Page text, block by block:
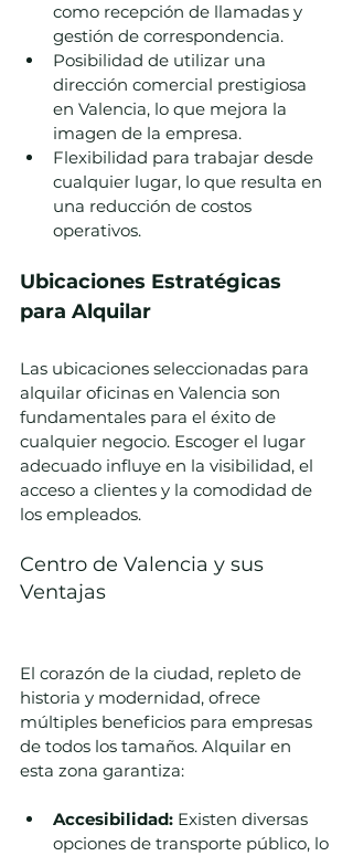
como recepción de llamadas y
gestión de correspondencia.
Posibilidad de utilizar una
dirección comercial prestigiosa
en Valencia, lo que mejora la
imagen de la empresa.
Flexibilidad para trabajar desde
cualquier lugar, lo que resulta en
una reducción de costos
operativos.
Ubicaciones Estratégicas
para Alquilar
Las ubicaciones seleccionadas para
alquilar oficinas en Valencia son
fundamentales para el éxito de
cualquier negocio. Escoger el lugar
adecuado influye en la visibilidad, el
acceso a clientes y la comodidad de
los empleados.
Centro de Valencia y sus
Ventajas
El corazón de la ciudad, repleto de
historia y modernidad, ofrece
múltiples beneficios para empresas
de todos los tamaños. Alquilar en
esta zona garantiza:
Accesibilidad: Existen diversas
opciones de transporte público, lo